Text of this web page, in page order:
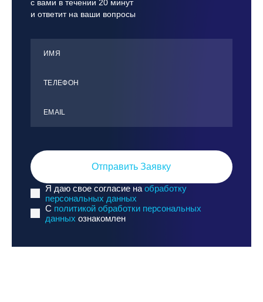
с вами в течении 20 минут
и ответит на ваши вопросы
ИМЯ
ТЕЛЕФОН
ЕMАIL
Отправить Заявку
Я даю свое согласие на обработку
персональных данных
C политикой обработки персональных
данных ознакомлен